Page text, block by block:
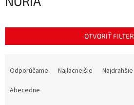
OTVORIŤ FILTER
Odporúčame Najlacnejšie Najdrahšie
Abecedne